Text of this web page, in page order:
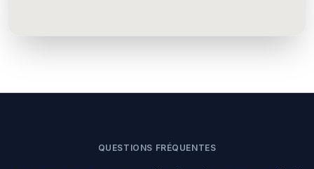
QUESTIONS FRÉQUENTES